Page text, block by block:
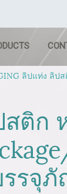
ลิปแท่ง ลิป
ติก
รจุ